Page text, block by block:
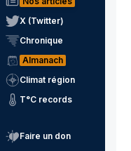
X (Twitter)
Chronique
Almanach
Climat région
T°C records
Faire un don